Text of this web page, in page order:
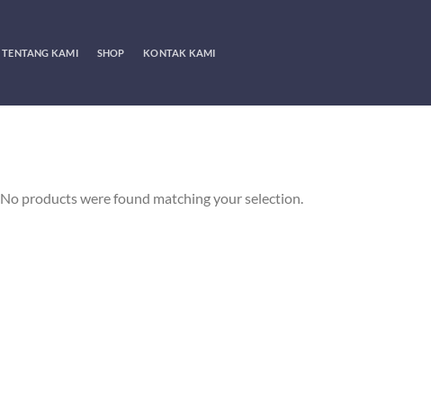
TENTANG KAMI SHOP KONTAK KAMI
No products were found matching your selection.